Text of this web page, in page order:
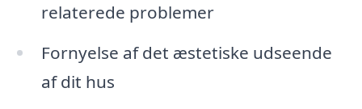
relaterede problemer
Fornyelse af det æstetiske udseende
af dit hus